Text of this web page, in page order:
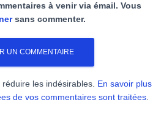
à venir via émail. Vous
sans commenter.
les indésirables. En savoir plus
de vos commentaires sont traitées